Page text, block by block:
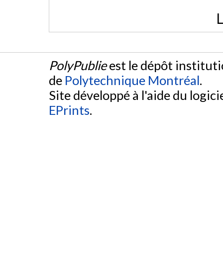
PolyPublieest le dépôt
de Polytechnique Montréal.
Site développé à l'aide du
EPrints.